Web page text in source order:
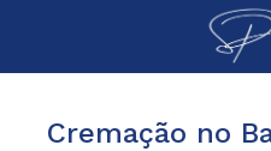
Cremação no